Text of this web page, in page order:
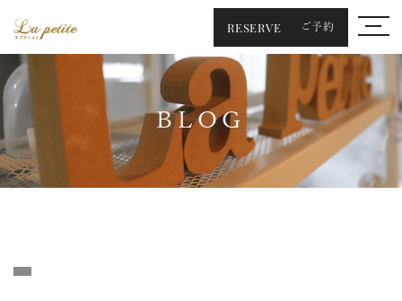
RESERVE ご予約
BLOG